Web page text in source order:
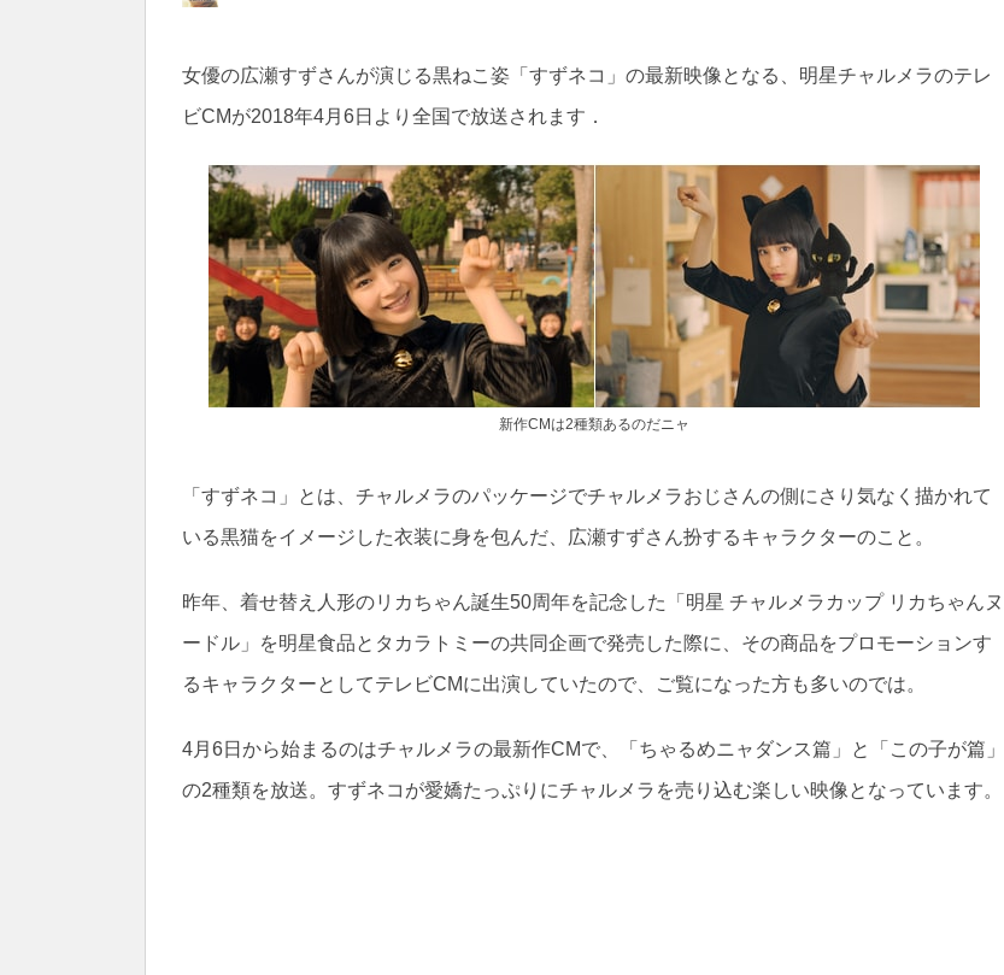
女優の広瀬すずさんが演じる黒ねこ姿「すずネコ」の最新映像となる、明星チャルメラのテレ
ビCMが2018年4月6日より全国で放送されます．
新作CMは2種類あるのだニャ
「すずネコ」とは、チャルメラのパッケージでチャルメラおじさんの側にさり気なく描かれて
いる黒猫をイメージした衣装に身を包んだ、広瀬すずさん扮するキャラクターのこと。
昨年、着せ替え人形のリカちゃん誕生50周年を記念した「明星 チャルメラカップ リカちゃんヌ
ードル」を明星食品とタカラトミーの共同企画で発売した際に、その商品をプロモーションす
るキャラクターとしてテレビCMに出演していたので、ご覧になった方も多いのでは。
4月6日から始まるのはチャルメラの最新作CMで、「ちゃるめニャダンス篇」と「この子が篇」
の2種類を放送。すずネコが愛嬌たっぷりにチャルメラを売り込む楽しい映像となっています。